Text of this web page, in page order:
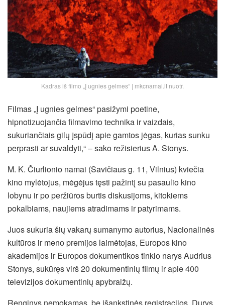
Kadras iš filmo „Į ugnies gelmes“ | mkcnamai.lt nuotr.
Filmas „Į ugnies gelmes“ pasižymi poetine,
hipnotizuojančia filmavimo technika ir vaizdais,
sukuriančiais gilų įspūdį apie gamtos jėgas, kurias sunku
perprasti ar suvaldyti,“ – sako režisierius A. Stonys.
M. K. Čiurlionio namai (Savičiaus g. 11, Vilnius) kviečia
kino mylėtojus, mėgėjus tęsti pažintį su pasaulio kino
lobynu ir po peržiūros burtis diskusijoms, kitokiems
pokalbiams, naujiems atradimams ir patyrimams.
Juos sukuria šių vakarų sumanymo autorius, Nacionalinės
kultūros ir meno premijos laimėtojas, Europos kino
akademijos ir Europos dokumentikos tinklo narys Audrius
Stonys, sukūręs virš 20 dokumentinių filmų ir apie 400
televizijos dokumentinių apybraižų.